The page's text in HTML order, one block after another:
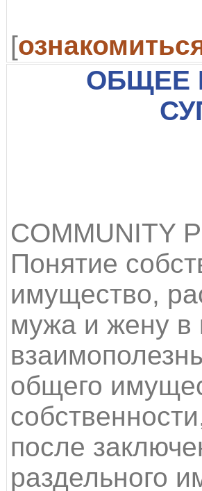
[
ОБЩЕЕ
COMMUNITY
Понятие
имущество,
мужа и жену в
общего
после
раздельного